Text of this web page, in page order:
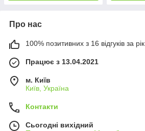
Про нас
100% позитивних з 16 відгуків за рік
Працює з 13.04.2021
м. Київ
Київ, Україна
Контакти
Сьогодні вихідний